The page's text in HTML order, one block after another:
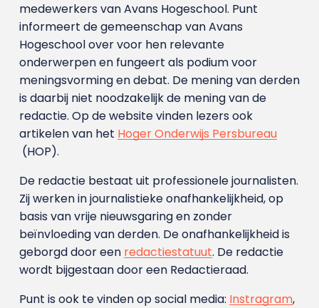
medewerkers van Avans Hoge­school. Punt
informeert de gemeenschap van Avans
Hogeschool over voor hen relevante
onderwerpen en fungeert als podium voor
meningsvorming en debat. De mening van derden
is daarbij niet noodzakelijk de mening van de
redactie. Op de website vinden lezers ook
artikelen van het Hoger Onderwijs Persbureau
(HOP).
De redactie bestaat uit professionele journalisten.
Zij werken in journalistieke onafhankelijkheid, op
basis van vrije nieuwsgaring en zonder
beïnvloeding van derden. De onafhankelijkheid is
geborgd door een redactiestatuut. De redactie
wordt bijgestaan door een Redactieraad.
Punt is ook te vinden op social media: Instragram,